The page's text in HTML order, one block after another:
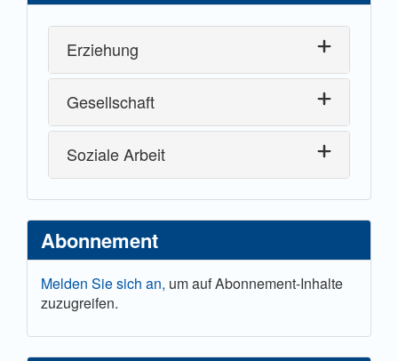
Erziehung
Gesellschaft
Soziale Arbeit
Abonnement
Melden Sie sich an, um auf Abonnement-Inhalte
zuzugreifen.